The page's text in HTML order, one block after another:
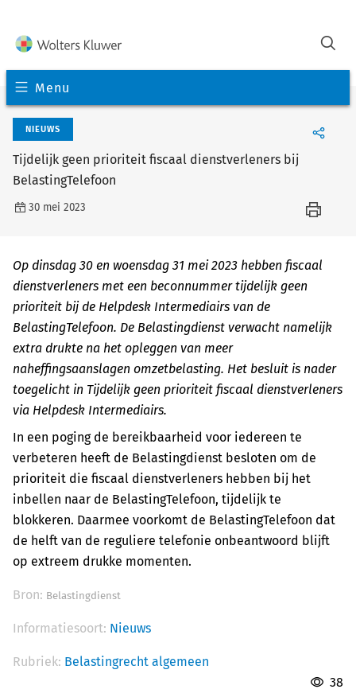
Menu
NIEUWS
Tijdelijk geen prioriteit fiscaal dienstverleners bij
BelastingTelefoon
30 mei 2023
Op dinsdag 30 en woensdag 31 mei 2023 hebben fiscaal
dienstverleners met een beconnummer tijdelijk geen
prioriteit bij de Helpdesk Intermediairs van de
BelastingTelefoon. De Belastingdienst verwacht namelijk
extra drukte na het opleggen van meer
naheffingsaanslagen omzetbelasting. Het besluit is nader
toegelicht in Tijdelijk geen prioriteit fiscaal dienstverleners
via Helpdesk Intermediairs.
In een poging de bereikbaarheid voor iedereen te
verbeteren heeft de Belastingdienst besloten om de
prioriteit die fiscaal dienstverleners hebben bij het
inbellen naar de BelastingTelefoon, tijdelijk te
blokkeren. Daarmee voorkomt de BelastingTelefoon dat
de helft van de reguliere telefonie onbeantwoord blijft
op extreem drukke momenten.
Bron: Belastingdienst
Informatiesoort: Nieuws
Rubriek: Belastingrecht algemeen
38